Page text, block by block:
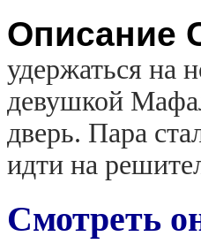
Описание
удержаться на
девушкой
дверь. Пара
идти на
Смотреть